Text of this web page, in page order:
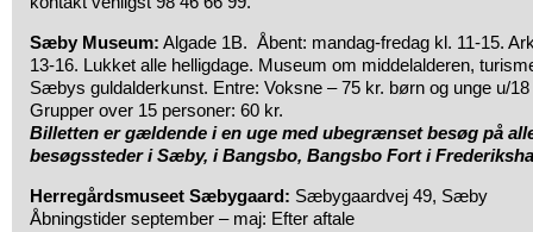
Sæby Museum: Algade 1B. Åbent: mandag-fredag kl. 11-15.
13-16. Lukket alle helligdage. Museum om middelalderen,
Sæbys guldalderkunst. Entre: Voksne – 75 kr. børn og unge u/
Grupper over 15 personer: 60 kr.
Billetten er gældende i en uge med ubegrænset besøg på
besøgssteder i Sæby, i Bangsbo, Bangsbo Fort i
Herregårdsmuseet Sæbygaard: Sæbygaardvej 49, Sæby
Åbningstider september – maj: Efter aftale